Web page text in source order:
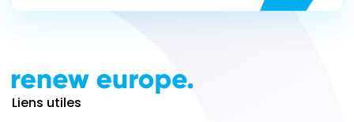
Liens utiles